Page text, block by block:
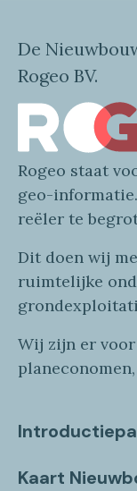
De
Rogeo BV.
Rogeo staat
geo-informatie
reëler te
Dit doen wij
ruimtelijke
Wij zijn er voor
Kaart